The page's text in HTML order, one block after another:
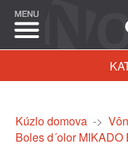
Kúzlo domova->
Boles d´olor